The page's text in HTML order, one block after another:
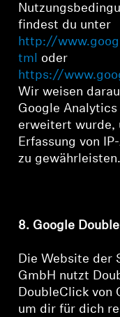
findest du unter
http://
tml oder
https://
Wir weisen
Google
erweitert wurde,
Erfassung von
zu gewährleisten.
8. Google
Die Website der
GmbH nutzt
DoubleClick von
um dir für dich